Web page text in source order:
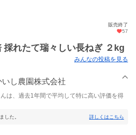
販売終了
57
採れたて瑞々しい長ねぎ ２kg
みんなの投稿を見る
し農園株式会社
は、過去1年間で平均して特に高い評価を得
した。 詳しくはこちら